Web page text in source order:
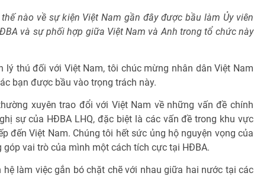
nào về sự kiện Việt Nam gần đây được bầu làm Ủy viên
và sự phối hợp giữa Việt Nam và Anh trong tổ chức này
lý thú đối với Việt Nam, tôi chúc mừng nhân dân Việt Nam
bạn được bầu vào trọng trách này.
xuyên trao đổi với Việt Nam về những vấn đề chính
sự của HĐBA LHQ, đặc biệt là các vấn đề trong khu vực
đến Việt Nam. Chúng tôi hết sức ủng hộ nguyện vọng của
góp vai trò của mình một cách tích cực tại HĐBA.
hệ làm việc gắn bó chặt chẽ với nhau giữa hai nước tại các